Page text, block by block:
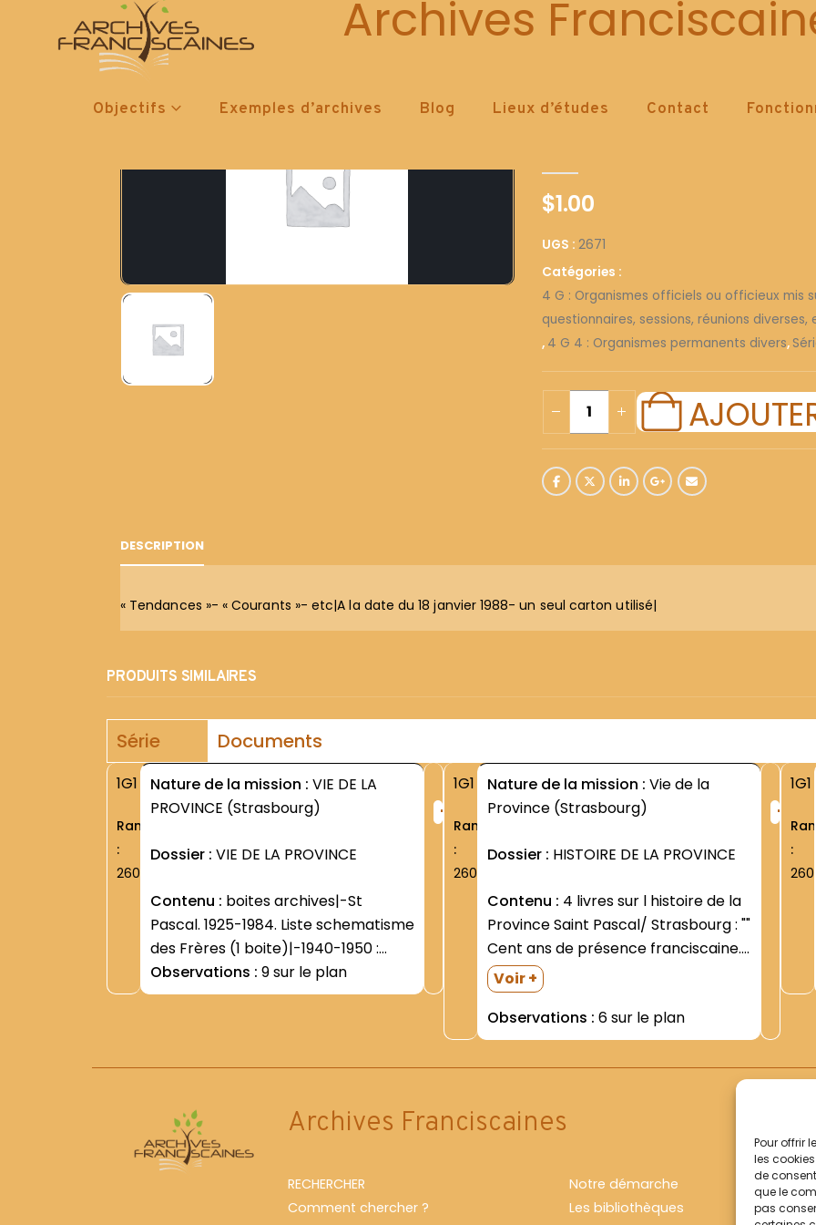
Pour offrir
les
de
que le
pas
Archives
Objectifs Exemples d’archives Blog Lieux d’études Contact
2671
$1.00
UGS : 2671
Catégories :
4 G : Organismes officiels ou officieux mis
questionnaires, sessions, réunions diverses,
, 4 G 4 : Organismes permanents divers,
DESCRIPTION
« Tendances »- « Courants »- etc|A la date du 18 janvier 1988- un seul carton utilisé|
PRODUITS SIMILAIRES
Série Documents
1G1
Rang
:
2603
Nature de la mission : VIE DE LA
PROVINCE (Strasbourg)
Dossier : VIE DE LA PROVINCE
Contenu :
Pascal. 1925-1984. Liste schematisme
des Frères (1 boite)|-1940-1950 :
Postulants et clercs sortis (1
boite)|-1913-1959. Directives-
Observations : 9 sur le plan
+
1G1
Rang
:
2608
Nature de la mission : Vie de la
Province (Strasbourg)
Dossier : HISTOIRE DE LA PROVINCE
Contenu :
Province Saint Pascal/ Strasbourg : ""
Cent ans de présence franciscaine.
1888-1988 "".|3 cartons oblongs : -
OFM avant la Révolution
(statistiques- chroniques en latin)|-
Province T.O. III (registres d
profession du T.0. 1913-…|-Province :...
Voir +
Observations : 6 sur le plan
+
1G1
Rang
:
2604
Archives Franciscaines
RECHERCHER
Comment chercher ?
Notre démarche
Les bibliothèques